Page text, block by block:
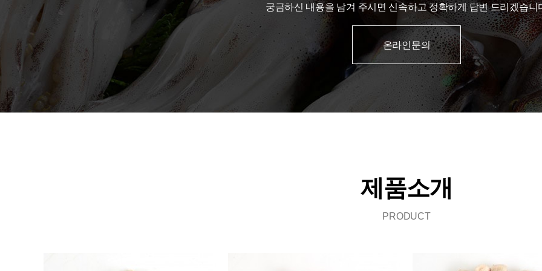
궁금하신 내용을 남겨 주시면 신속하고 정확하게 답변 드리겠습니
온라인문의
제품소개
PRODUCT